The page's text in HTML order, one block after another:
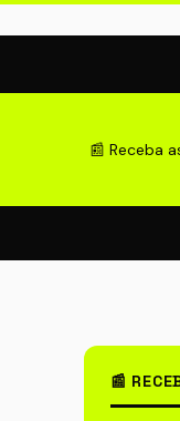
📰 Receba
📰